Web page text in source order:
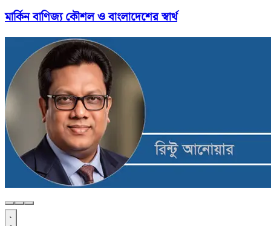
মার্কিন বাণিজ্য কৌশল ও বাংলাদেশের স্বার্থ